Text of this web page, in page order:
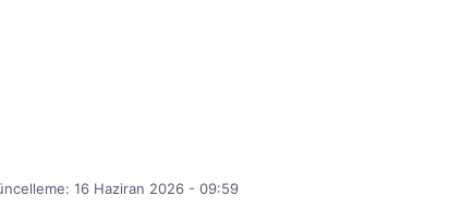
16 Haziran 2026 - 09:59